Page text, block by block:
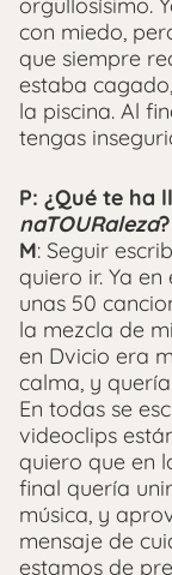
con miedo,
que siempre
estaba
la piscina. Al
tengas
P: ¿Qué te ha
naTOURaleza?
M: Seguir
quiero ir. Ya
unas 50
la mezcla de
en Dvicio era
calma, y
En todas se
videoclips
quiero que en
final quería
música, y
mensaje de
estamos de